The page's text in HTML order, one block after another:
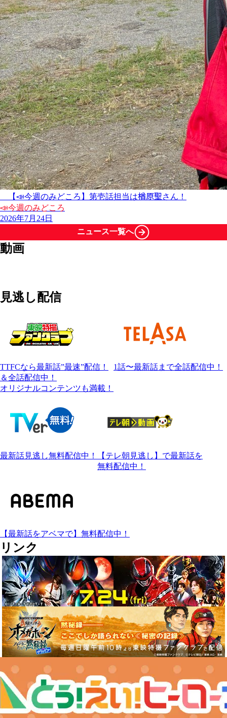
【📣今週のみどころ】第壱話担当は楢原聖さん！
📣今週のみどころ
2026年7月24日
ニュース一覧へ
動画
見逃し配信
TTFCなら最新話”最速”配信！
＆全話配信中！
オリジナルコンテンツも満載！
1話〜最新話まで全話配信中！
最新話見逃し無料配信中！
【テレ朝見逃し】で最新話を
無料配信中！
【最新話をアベマで】無料配信中！
リンク